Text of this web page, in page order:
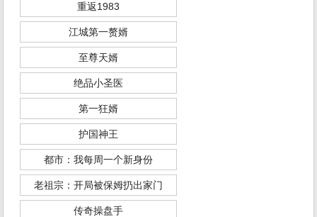
重返1983
江城第一赘婿
至尊天婿
绝品小圣医
第一狂婿
护国神王
都市：我每周一个新身份
老祖宗：开局被保姆扔出家门
传奇操盘手